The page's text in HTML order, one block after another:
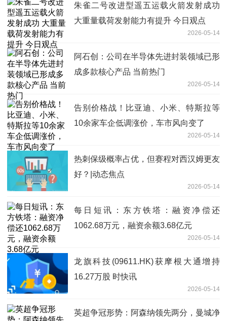
朱雀二号改进型遥五运载火箭发射成功
大重量载荷发射能力有提升 今日观点
2026-05-14
阿石创：公司在半导体先进封装领域已形
成多款核心产品 当前热门
2026-05-14
告别价格战！比亚迪、小米、特斯拉等
10余家车企低调涨价，车市风向变了
2026-05-14
热刺保级概率占优，但赛程对西汉姆更友
好？|动态焦点
2026-05-14
每日短讯：东方铁塔：融资净偿还
1062.68万元，融资余额3.68亿元
2026-05-14
龙旗科技(09611.HK)获摩根大通增持
16.27万股 时快讯
2026-05-14
英超争冠形势：阿森纳领先两分，曼城净